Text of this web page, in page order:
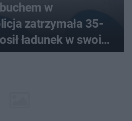
w
zatrzymała 35-
ładunek w swoim